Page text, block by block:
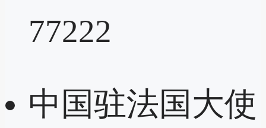
77222
中国驻法国大使